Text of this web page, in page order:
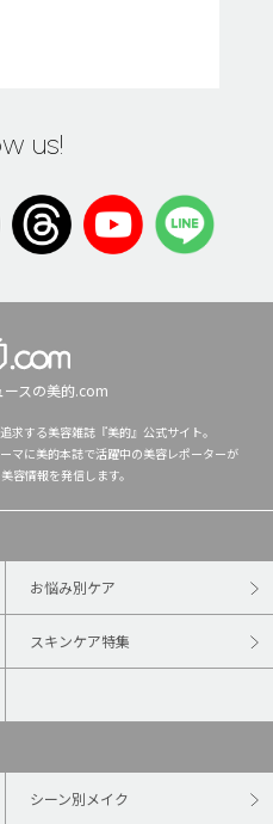
us!
スの美的.com
求する美容雑誌『美的』公式サイト。
マに美的本誌で活躍中の美容レポーターが
容情報を発信します。
お悩み別ケア
スキンケア特集
シーン別メイク